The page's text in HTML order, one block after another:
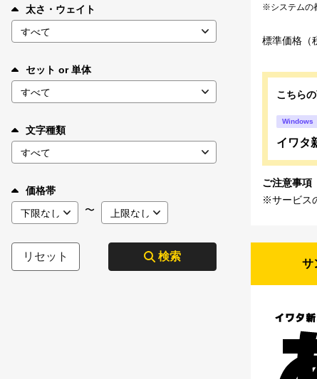
お問い合わせ
太さ・ウェイト
セット or 単体
文字種類
価格帯
〜
リセット 検索
※システムの
標準価格（
こちら
Windows
イワタ
ご注意事項
※サービス
サ